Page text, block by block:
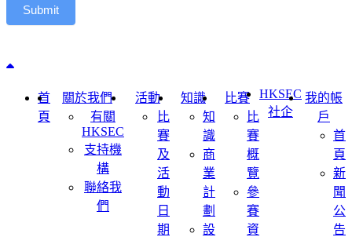
Submit
Back to top
首
頁
關於我們
有關
HKSEC
支持機
構
聯絡我
們
活動
比
賽
及
活
動
日
期
知識
知
識
商
業
計
劃
設
比賽
比
賽
概
覽
參
賽
資
HKSEC
社企
我的帳
戶
首
頁
新
聞
公
告